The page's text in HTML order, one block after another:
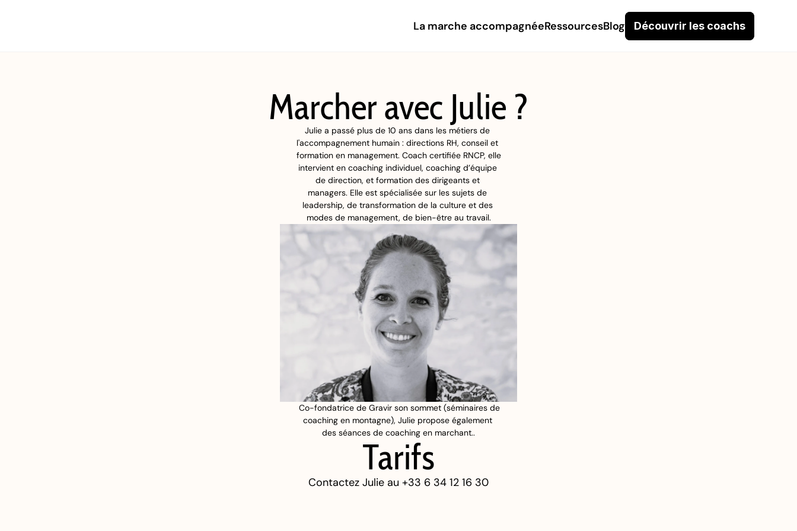
La marche accompagnéeRessourcesBlog Découvrir les coachs
Marcher avec Julie ?
Julie a passé plus de 10 ans dans les métiers de
l'accompagnement humain : directions RH, conseil et
formation en management. Coach certifiée RNCP, elle
intervient en coaching individuel, coaching d’équipe
de direction, et formation des dirigeants et
managers. Elle est spécialisée sur les sujets de
leadership, de transformation de la culture et des
modes de management, de bien-être au travail.
coaching en montagne), Julie propose également
des séances de coaching en marchant..
Tarifs
Contactez Julie au +33 6 34 12 16 30